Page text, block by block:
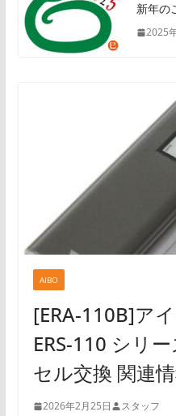
新年の
2025
AIBO
[ERA-110B]ア
ERS-110 シリ
セル交換 関連
2026年2月25日 スタッフ